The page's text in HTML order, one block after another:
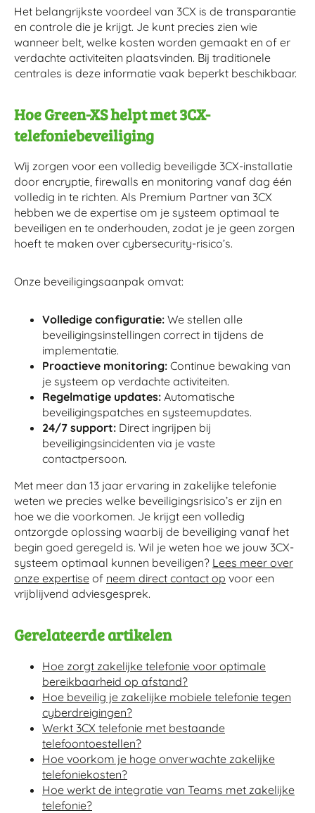
Het belangrijkste voordeel van 3CX is de transparantie
en controle die je krijgt. Je kunt precies zien wie
wanneer belt, welke kosten worden gemaakt en of er
verdachte activiteiten plaatsvinden. Bij traditionele
centrales is deze informatie vaak beperkt beschikbaar.
Hoe Green-XS helpt met 3CX-
telefoniebeveiliging
Wij zorgen voor een volledig beveiligde 3CX-installatie
door encryptie, firewalls en monitoring vanaf dag één
volledig in te richten. Als Premium Partner van 3CX
hebben we de expertise om je systeem optimaal te
beveiligen en te onderhouden, zodat je je geen zorgen
hoeft te maken over cybersecurity-risico’s.
Onze beveiligingsaanpak omvat:
Volledige configuratie: We stellen alle
beveiligingsinstellingen correct in tijdens de
implementatie.
Proactieve monitoring: Continue bewaking van
je systeem op verdachte activiteiten.
Regelmatige updates: Automatische
beveiligingspatches en systeemupdates.
24/7 support: Direct ingrijpen bij
beveiligingsincidenten via je vaste
contactpersoon.
Met meer dan 13 jaar ervaring in zakelijke telefonie
weten we precies welke beveiligingsrisico’s er zijn en
hoe we die voorkomen. Je krijgt een volledig
ontzorgde oplossing waarbij de beveiliging vanaf het
begin goed geregeld is. Wil je weten hoe we jouw 3CX-
systeem optimaal kunnen beveiligen? Lees meer over
onze expertise of neem direct contact op voor een
vrijblijvend adviesgesprek.
Gerelateerde artikelen
Hoe zorgt zakelijke telefonie voor optimale
bereikbaarheid op afstand?
Hoe beveilig je zakelijke mobiele telefonie tegen
cyberdreigingen?
Werkt 3CX telefonie met bestaande
telefoontoestellen?
Hoe voorkom je hoge onverwachte zakelijke
telefoniekosten?
Hoe werkt de integratie van Teams met zakelijke
telefonie?